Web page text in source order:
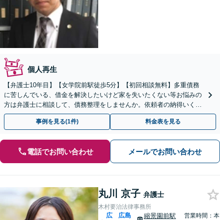
個人再生
【弁護士10年目】【女学院前駅徒歩5分】【初回相談無料】多重債務
に苦しんでいる、借金を解決したいけど家を失いたくない等お悩みの
方は弁護士に相談して、債務整理をしませんか。依頼者の納得いく解
決をします【夜間土日祝対応可能】【Zoom面談可能】
事例を見る(1件) 料金表を見る
電話でお問い合わせ メールでお問い合わせ
丸川 京子 弁護士
木村要治法律事務所
広
広島
縮景園前駅
営業時間：本